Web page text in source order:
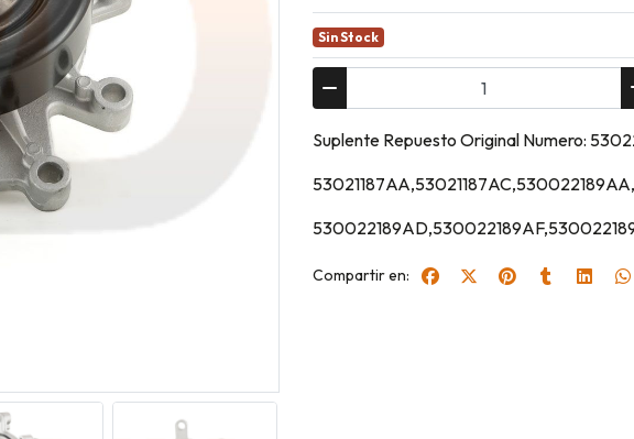
Sin Stock
Suplente Repuesto Original Numero:
Compartir en: